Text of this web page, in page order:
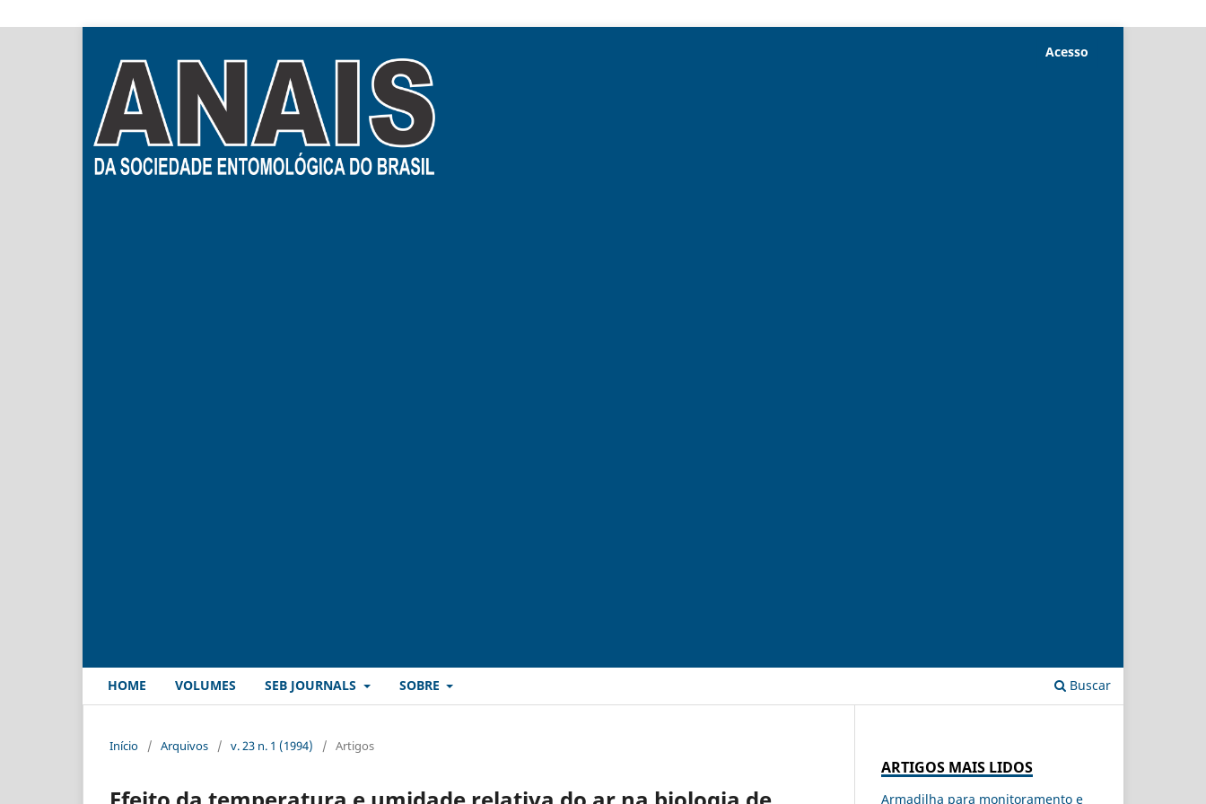
HOME VOLUMES SEB JOURNALS SOBRE Buscar
Acesso
Início / Arquivos / v. 23 n. 1 (1994) / Artigos
ARTIGOS MAIS LIDOS
Armadilha para monitoramento e